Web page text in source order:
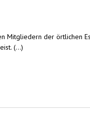
der örtlichen
(...)